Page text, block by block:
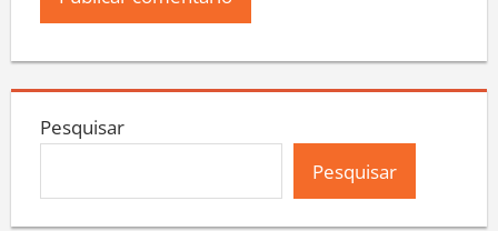
Pesquisar
Pesquisar